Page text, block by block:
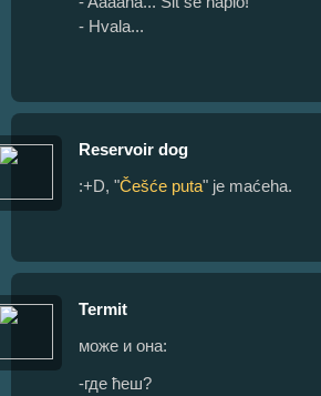
- Hvala...
Reservoir dog
:+D, "Češće puta" je maćeha.
Termit
може и она:
-где ћеш?